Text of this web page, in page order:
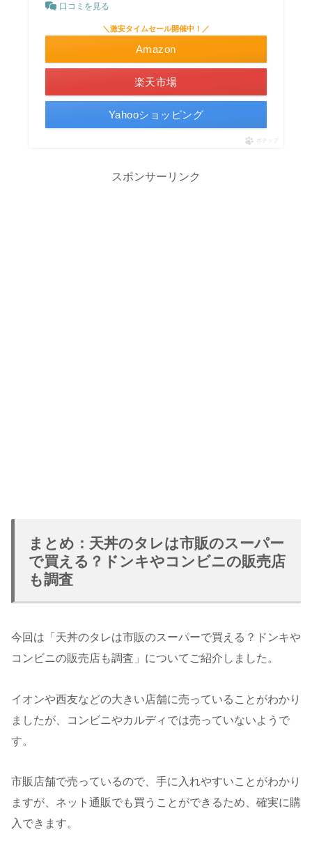
口コミを見る
＼激安タイムセール開催中！／
Amazon
楽天市場
Yahooショッピング
ポチップ
スポンサーリンク
まとめ：天丼のタレは市販のスーパー
で買える？ドンキやコンビニの販売店
も調査
今回は「天丼のタレは市販のスーパーで買える？ドンキや
コンビニの販売店も調査」についてご紹介しました。
イオンや西友などの大きい店舗に売っていることがわかり
ましたが、コンビニやカルディでは売っていないようで
す。
市販店舗で売っているので、手に入れやすいことがわかり
ますが、ネット通販でも買うことができるため、確実に購
入できます。